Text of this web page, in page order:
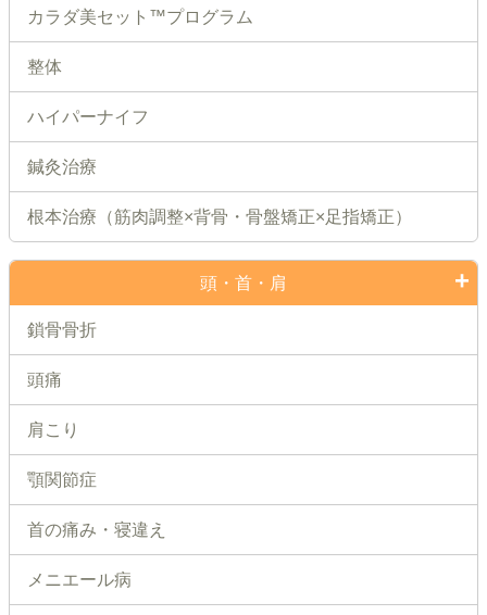
カラダ美セット™プログラム
整体
ハイパーナイフ
鍼灸治療
根本治療（筋肉調整×背骨・骨盤矯正×足指矯正）
頭・首・肩
鎖骨骨折
頭痛
肩こり
顎関節症
首の痛み・寝違え
メニエール病